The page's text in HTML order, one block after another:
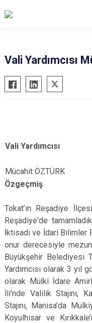
Vali Yardımcısı
Vali
Mücahit ÖZTÜRK
Özgeçmiş
Tokat’ın Reşadiye
Reşadiye'de
İktisadi ve İdari Bilimler
onur derecesiyle
Büyükşehir Belediyesi
Yardımcısı olarak 3 yıl
olarak Mülki İdare
İli'nde Valilik Stajını,
Stajını, Manisa’da
Koyulhisar ve